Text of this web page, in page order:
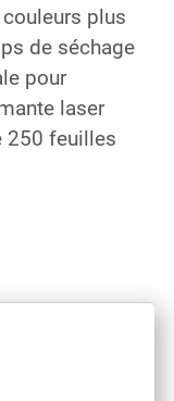
plus
de séchage
pour
laser
250 feuilles